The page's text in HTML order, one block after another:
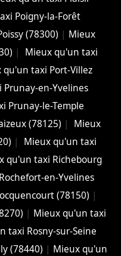
Poigny-la-Forêt
(78300) | Mieux
|
Mieux qu'un taxi
qu'un taxi Port-Villez
en-Yvelines
Prunay-le-Temple
(78125) |
Mieux
|
Mieux qu'un taxi
qu'un taxi Richebourg
en-Yvelines
(78150) |
| Mieux qu'un taxi
taxi Rosny-sur-Seine
(78440) | Mieux qu'un